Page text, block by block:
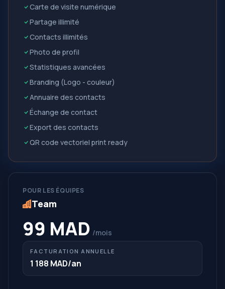
Carte de visite numérique
Partage illimité
Contacts illimités
Photo de profil
Statistiques avancées
Branding (Logo - couleur)
Annuaire des contacts
Échange de contact
Export des contacts
QR code vectoriel print ready
POUR LES ÉQUIPES
Team
99 MAD /mois
FACTURATION ANNUELLE
1 188 MAD/an